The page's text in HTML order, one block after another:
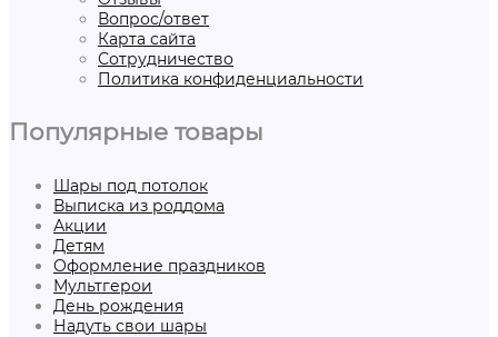
Вопрос/ответ
Карта сайта
Сотрудничество
Политика конфиденциальности
Популярные товары
Шары под потолок
Выписка из роддома
Акции
Детям
Оформление праздников
Мультгерои
День рождения
Надуть свои шары